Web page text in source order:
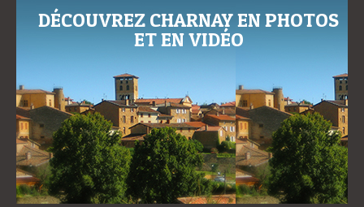
DÉCOUVREZ CHARNAY EN PHOTOS
ET EN VIDÉO